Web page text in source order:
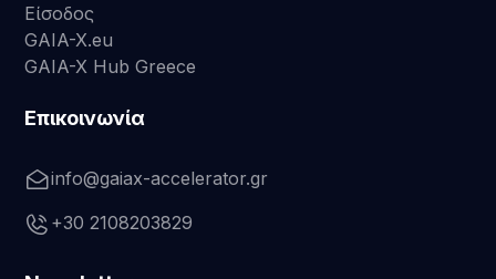
Είσοδος
GAIA-X.eu
GAIA-X Hub Greece
Επικοινωνία
info@gaiax-accelerator.gr
+30 2108203829